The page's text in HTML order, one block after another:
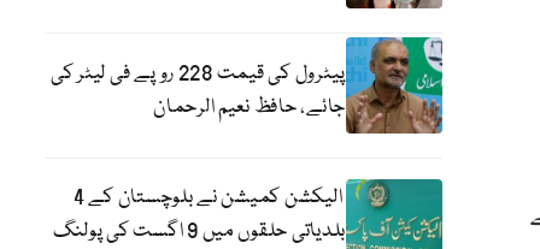
پیٹرول کی قیمت 228 روپے فی لیٹر کی
جائے، حافظ نعیم الرحمان
الیکشن کمیشن نے بلوچستان کے 4
بلدیاتی حلقوں میں 9 اگست کی پولنگ